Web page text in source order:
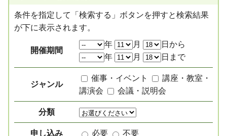
条件を指定して「検索する」ボタンを押すと検索結果
が下に表示されます。
開催期間
年 月
日から
年
月 日まで
ジャンル
催事・イベント
講座・教室・
講演会
会議・説明会
分類
申し込み 必要 不要